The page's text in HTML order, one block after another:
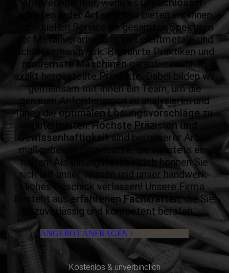
Ansprech­partner, wenn es um
Schlosser­
arbeiten jeder Art geht! So bieten wir Ihnen
indivi­duellen Service im gesam­ten Spek­trum
der Metall­verarbei­tung im Leicht­metall- und
Schlosser­hand­werk. Bewährte Praktiken und
modernste Maschinengaran­tieren Ihnen
exakt hergestellte Pro­dukte. Dabei bilden wir
gemein­sam mit Ihnen ein Team, um die
genauen Anforde­rungen zu analy­sieren und
Ihnen dieopti­malen Lösungs­vorschlägezu
unter­breiten.Höchste Präzision und
Gewissen­haftig­keitsind bei unserer Arbeit
maß­gebende Grund­sätze, die wir stets ein­
halten! Als Innungs­fach­betrieb können Sie
sich auf unser Wissen und unser hand­werk­
liches Geschick verlassen! Unsere Firma
besteht aus erfahrenen Fach­kräften, die Sie
zuver­lässig und kompe­tent beraten.
ANGEBOT ANFRAGEN ›
Kostenlos & unverbindlich